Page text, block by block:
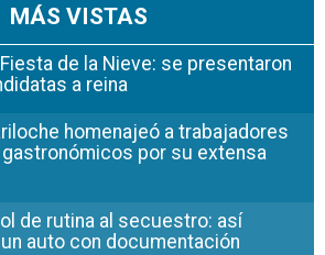
MÁS VISTAS
de la Nieve: se presentaron
a reina
homenajeó a trabajadores
por su extensa
de rutina al secuestro: así
auto con documentación